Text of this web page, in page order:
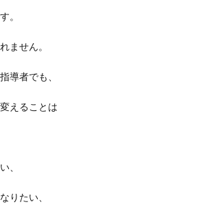
。
ません。
導者でも、
えることは
、
りたい、